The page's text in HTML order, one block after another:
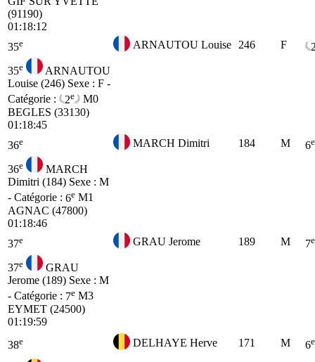
(91190)
01:18:12
35e ARNAUTOU Louise 246 F
35e
ARNAUTOU
Louise (246) Sexe : F -
Catégorie :
2e
M0
BEGLES (33130)
01:18:45
36e MARCH Dimitri 184 M 6e
36e
MARCH
Dimitri (184) Sexe : M
- Catégorie : 6e M1
AGNAC (47800)
01:18:46
37e GRAU Jerome 189 M 7e
37e
GRAU
Jerome (189) Sexe : M
- Catégorie : 7e M3
EYMET (24500)
01:19:59
38e DELHAYE Herve 171 M 6e